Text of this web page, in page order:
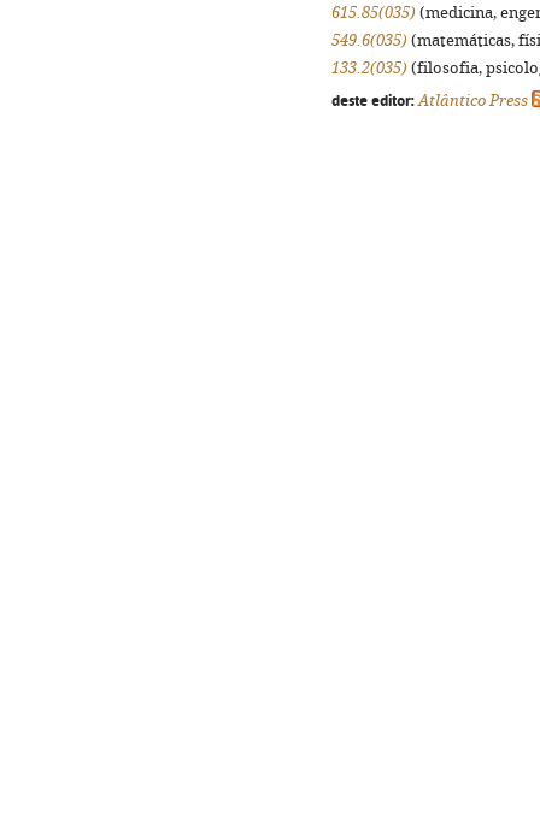
615.85(035) (medicina,
549.6(035) (matemáticas,
133.2(035) (filosofia,
deste editor: Atlântico Press